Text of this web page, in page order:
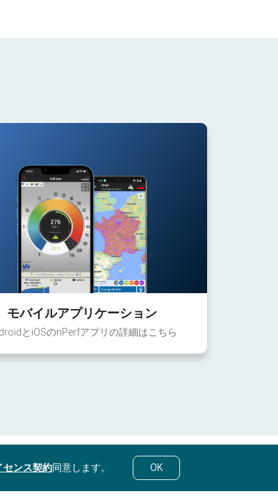
モバイルアプリケーション
とiOSのnPerfアプリの詳細はこちら
センス契約同意します。 OK